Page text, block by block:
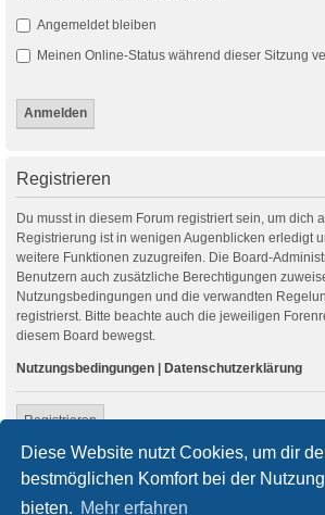
Diese Website nutzt Cookies, um dir
bestmöglichen Komfort bei der
bieten. Mehr erfahren
Angemeldet bleiben
Meinen Online-Status während dieser Sitzung
Registrieren
Du musst in diesem Forum registriert sein, um dich
Registrierung ist in wenigen Augenblicken erledigt
weitere Funktionen zuzugreifen. Die Board-
Benutzern auch zusätzliche Berechtigungen
Nutzungsbedingungen und die verwandten
registrierst. Bitte beachte auch die jeweiligen
diesem Board bewegst.
Nutzungsbedingungen | Datenschutzerklärung
Registrieren
Startseite Foren-Übersicht